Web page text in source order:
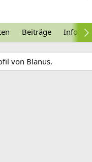
Beiträge
von Blanus.